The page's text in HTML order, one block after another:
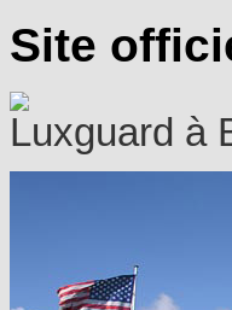
Site
Luxguard à